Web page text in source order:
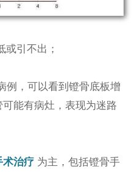
或引不出；
例，可以看到镫骨底板增
能有病灶，表现为迷路
术治疗 为主，包括镫骨手